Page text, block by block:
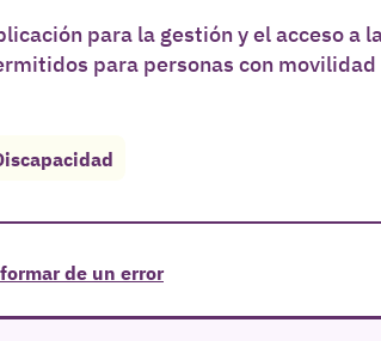
para la gestión y el acceso a
para personas con
de un error